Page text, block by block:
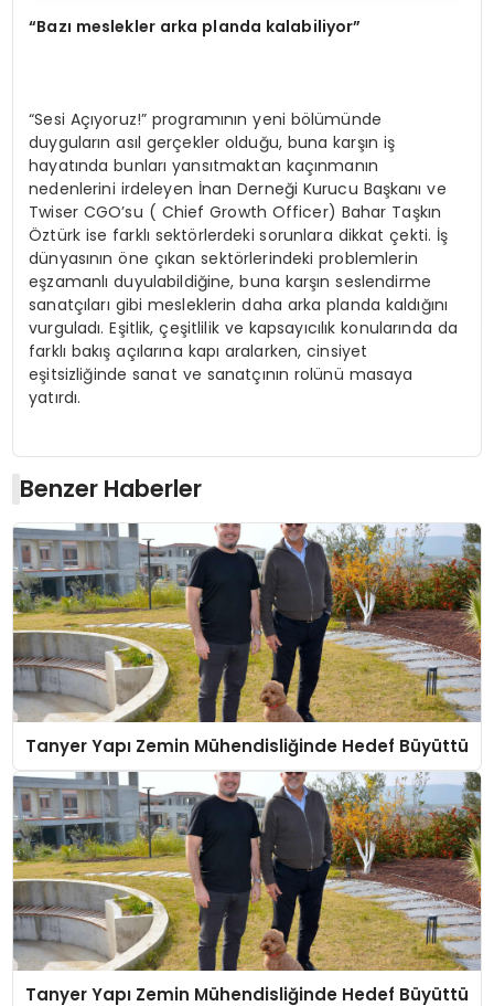
“Bazı meslekler arka planda kalabiliyor”
“Sesi Açıyoruz!” programının yeni bölümünde
duyguların asıl gerçekler olduğu, buna karşın iş
hayatında bunları yansıtmaktan kaçınmanın
nedenlerini irdeleyen İnan Derneği Kurucu Başkanı ve
Twiser CGO’su ( Chief Growth Officer) Bahar Taşkın
Öztürk ise farklı sektörlerdeki sorunlara dikkat çekti. İş
dünyasının öne çıkan sektörlerindeki problemlerin
eşzamanlı duyulabildiğine, buna karşın seslendirme
sanatçıları gibi mesleklerin daha arka planda kaldığını
vurguladı. Eşitlik, çeşitlilik ve kapsayıcılık konularında da
farklı bakış açılarına kapı aralarken, cinsiyet
eşitsizliğinde sanat ve sanatçının rolünü masaya
yatırdı.
Benzer Haberler
Tanyer Yapı Zemin Mühendisliğinde Hedef Büyüttü
Tanyer Yapı Zemin Mühendisliğinde Hedef Büyüttü